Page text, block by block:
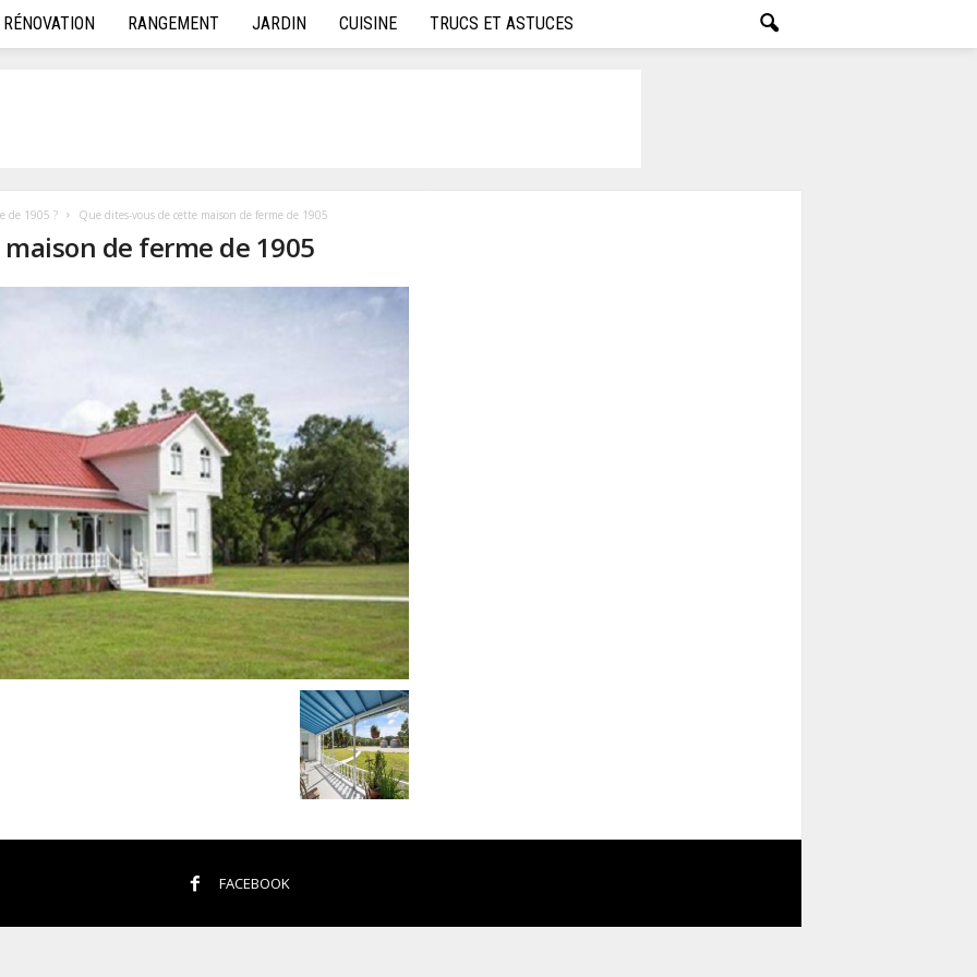
RÉNOVATION RANGEMENT JARDIN CUISINE TRUCS ET ASTUCES
de 1905 ? Que dites-vous de cette maison de ferme de 1905
de ferme de 1905
FACEBOOK